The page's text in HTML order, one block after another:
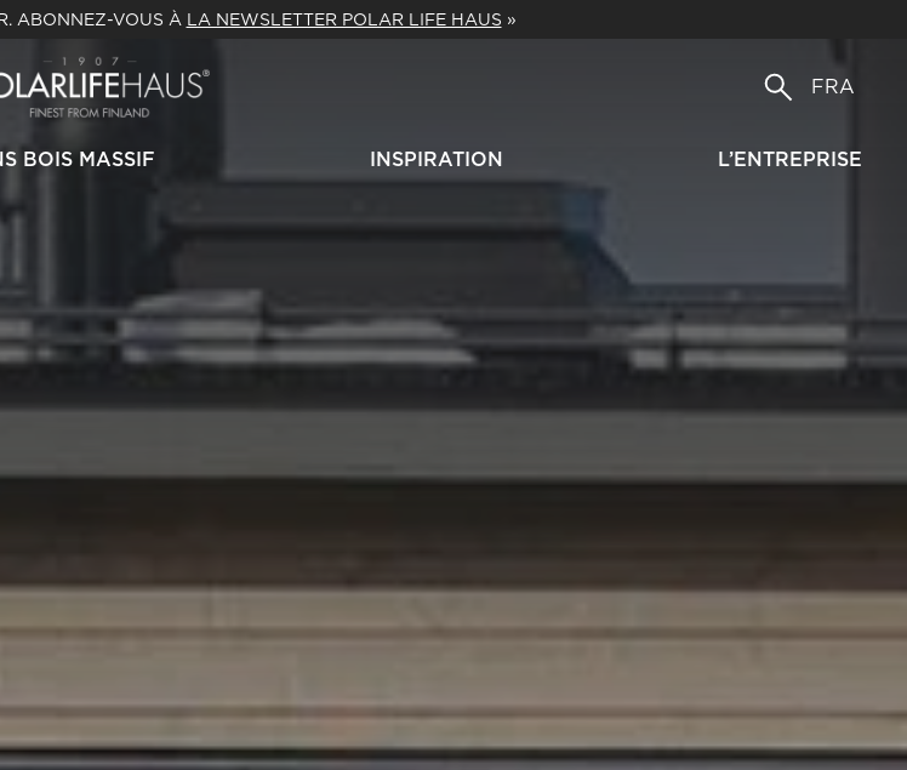
ABONNEZ-VOUS À LA NEWSLETTER POLAR LIFE HAUS »
FRA
BOIS MASSIF INSPIRATION L’ENTREPRISE